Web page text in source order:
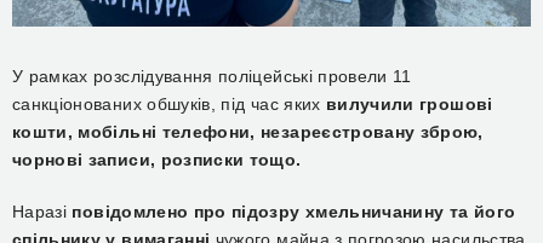
У рамках розслідування поліцейські провели 11
санкціонованих обшуків, під час яких вилучили грошові
кошти, мобільні телефони, незареєстровану зброю,
чорнові записи, розписки тощо.
Наразі повідомлено про підозру хмельничанину та його
спільнику у вимаганні чужого майна з погрозою насильства,